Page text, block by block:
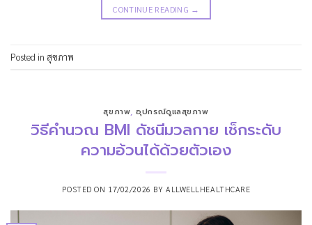
CONTINUE READING →
Posted in สุขภาพ
สุขภาพ,อุปกรณ์ดูแลสุขภาพ
วิธีคำนวณ BMI ดัชนีมวลกาย เช็กระดับ
ความอ้วนได้ด้วยตัวเอง
POSTED ON 17/02/2026 BY ALLWELLHEALTHCARE